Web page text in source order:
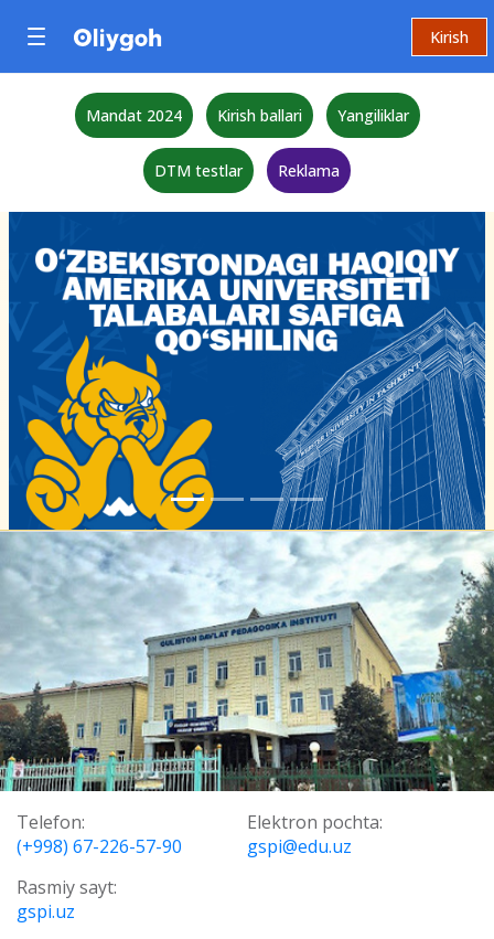
Kirish
Mandat 2024 Kirish ballari Yangiliklar
DTM testlar Reklama
Telefon:
(+998) 67-226-57-90
Elektron pochta:
gspi@edu.uz
Rasmiy sayt:
gspi.uz